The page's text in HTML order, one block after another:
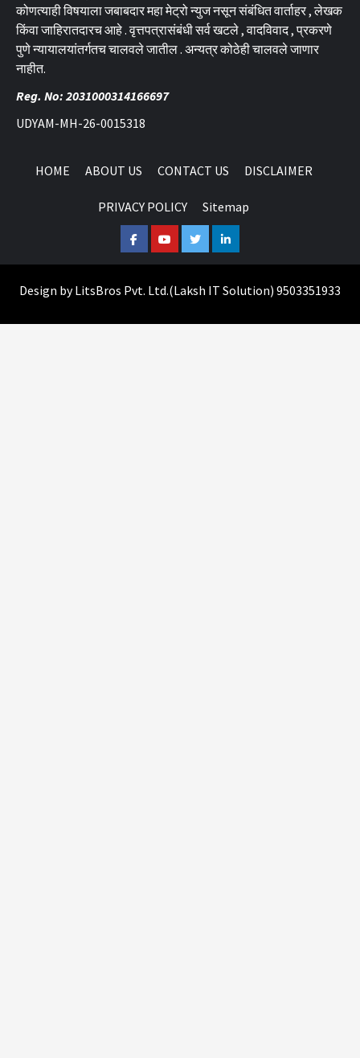
कोणत्याही विषयाला जबाबदार महा मेट्रो न्युज नसून संबंधित वार्ताहर , लेखक
किंवा जाहिरातदारच आहे . वृत्तपत्रासंबंधी सर्व खटले , वादविवाद , प्रकरणे
पुणे न्यायालयांतर्गतच चालवले जातील . अन्यत्र कोठेही चालवले जाणार
नाहीत.
Reg. No: 2031000314166697
UDYAM-MH-26-0015318
HOME ABOUT US CONTACT US DISCLAIMER
PRIVACY POLICY Sitemap
FacebookYoutubeTwitterLinkedin
Design byLitsBros Pvt. Ltd.(Laksh IT Solution) 9503351933